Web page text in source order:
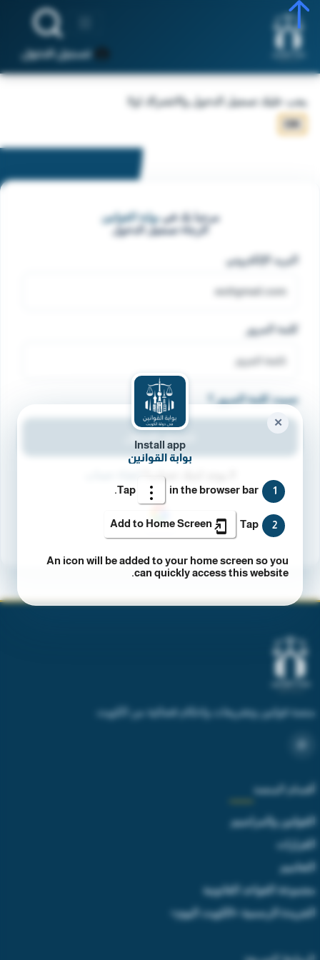
تسجيل الدخول
يجب عليك تسجيل الدخول والاشتراك اولا
OK
مرحبا بك فيبوابة القوانين
الرجاء تسجيل الدخول
البريد الإلكتروني
كلمة المرور
نسيت كلمة المرور ؟
تسجيل الدخول
لا يوجد لديك حساب؟
منصة قوانين وتشريعات واحكام قضائية من الكويت
أقسام المنصة
القوانين والمراسيم
القرارات
التعاميم
مجموعة القواعد القانونية
الجريدة الرسمية «الكويت اليوم»
Install app
بوابة القوانين
1
Tap in the browser bar.
2
Tap
Add to Home Screen
An icon will be added to your home screen so you
can quickly access this website.
✕